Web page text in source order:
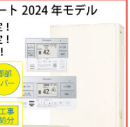
対象製品の購入・設置・アプ
くもらえるキャッシュバックキ
期間：2026年6月1日～12月
ン霧ヶ峰GVシリーズ10畳用
配管4ｍまで込）コミコミ価格